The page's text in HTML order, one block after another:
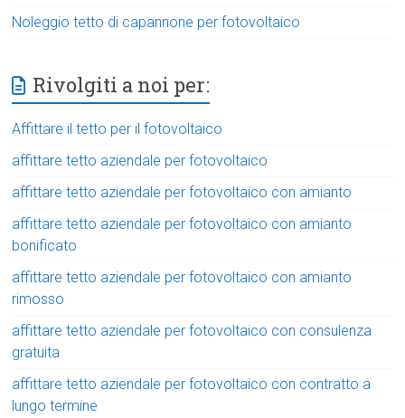
Noleggio tetto di capannone per fotovoltaico
Rivolgiti a noi per:
Affittare il tetto per il fotovoltaico
affittare tetto aziendale per fotovoltaico
affittare tetto aziendale per fotovoltaico con amianto
affittare tetto aziendale per fotovoltaico con amianto
bonificato
affittare tetto aziendale per fotovoltaico con amianto
rimosso
affittare tetto aziendale per fotovoltaico con consulenza
gratuita
affittare tetto aziendale per fotovoltaico con contratto a
lungo termine